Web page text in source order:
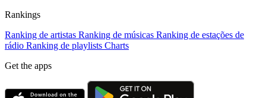
Rankings
Ranking de artistas Ranking de músicas Ranking de estações de
rádio Ranking de playlists Charts
Get the apps